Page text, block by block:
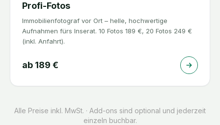
Profi-Fotos
Immobilienfotograf vor Ort – helle, hochwertige
Aufnahmen fürs Inserat. 10 Fotos 189 €, 20 Fotos 249 €
(inkl. Anfahrt).
ab 189 €
Alle Preise inkl. MwSt. · Add-ons sind optional und jederzeit
einzeln buchbar.